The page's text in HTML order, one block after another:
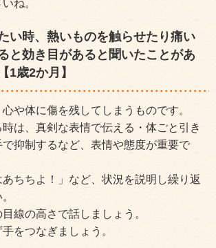
ね。
い時、熱いものを触らせたり痛い
と効き目があると聞いたことがあ
1歳2か月】
や体に傷を残してしまうものです。
は、真剣な表情で伝える・体ごと引き
抑制するなど、表情や態度が重要で
ちちよ！」など、状況を説明し繰り返
線の高さで話しましょう。
をつなぎましょう。